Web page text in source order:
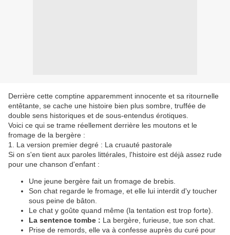
Derrière cette comptine apparemment innocente et sa ritournelle
entêtante, se cache une histoire bien plus sombre, truffée de
double sens historiques et de sous-entendus érotiques.
​Voici ce qui se trame réellement derrière les moutons et le
fromage de la bergère :
​1. La version premier degré : La cruauté pastorale
​Si on s'en tient aux paroles littérales, l'histoire est déjà assez rude
pour une chanson d'enfant :
​Une jeune bergère fait un fromage de brebis.
​Son chat regarde le fromage, et elle lui interdit d'y toucher
sous peine de bâton.
​Le chat y goûte quand même (la tentation est trop forte).
La sentence tombe : La bergère, furieuse, tue son chat.
​Prise de remords, elle va à confesse auprès du curé pour